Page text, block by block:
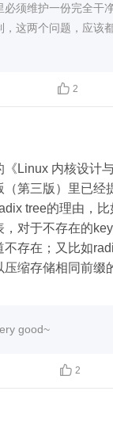
必须维护一份完全干
，这两个问题，应该
 2
《Linux 内核设计
（第三版）里已经
tree的理由，
，对于不存在的
不存在；又比如
压缩存储相同前缀
good~
 2